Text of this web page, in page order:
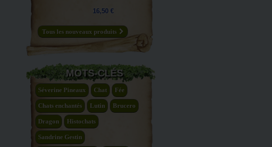
16,50 €
Tous les nouveaux produits
MOTS-CLÉS
Séverine Pineaux Chat Fée
Chats enchantés Lutin Brucero
Dragon Histochats
Sandrine Gestin